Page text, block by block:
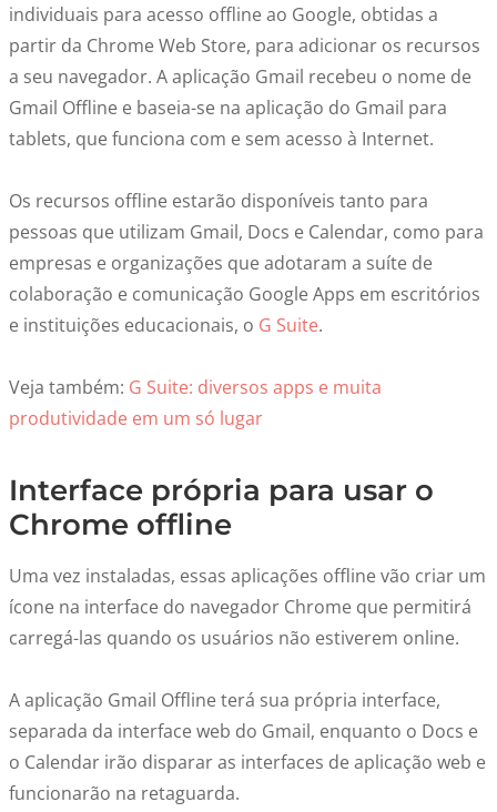
individuais para acesso offline ao Google, obtidas a
partir da Chrome Web Store, para adicionar os recursos
a seu navegador. A aplicação Gmail recebeu o nome de
Gmail Offline e baseia-se na aplicação do Gmail para
tablets, que funciona com e sem acesso à Internet.
Os recursos offline estarão disponíveis tanto para
pessoas que utilizam Gmail, Docs e Calendar, como para
empresas e organizações que adotaram a suíte de
colaboração e comunicação Google Apps em escritórios
e instituições educacionais, o G Suite.
Veja também: G Suite: diversos apps e muita
produtividade em um só lugar
Interface própria para usar o
Chrome offline
Uma vez instaladas, essas aplicações offline vão criar um
ícone na interface do navegador Chrome que permitirá
carregá-las quando os usuários não estiverem online.
A aplicação Gmail Offline terá sua própria interface,
separada da interface web do Gmail, enquanto o Docs e
o Calendar irão disparar as interfaces de aplicação web e
funcionarão na retaguarda.